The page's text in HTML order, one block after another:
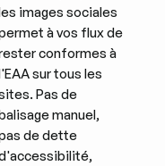
images sociales
à vos flux de
conformes à
sur tous les
Pas de
manuel,
de dette